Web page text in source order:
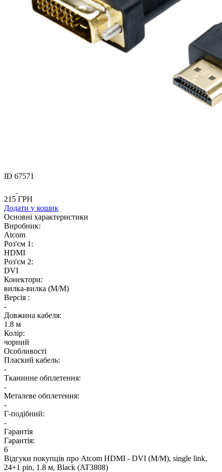
ID 67571
215 ГРН
Додати у кошик
Основнi характеристики
Виробник:
Atcom
Роз'єм 1:
HDMI
Роз'єм 2:
DVI
Конектори:
вилка-вилка (M/M)
Версія :
-
Довжина кабеля:
1.8 м
Колiр:
чорний
Особливості
Плаский кабель:
-
Тканинне обплетення:
-
Металеве обплетення:
-
Г-подібний:
-
Гарантія
Гарантія:
6
Відгуки покупців про Atcom HDMI - DVI (M/M), single link,
24+1 pin, 1.8 м, Black (AT3808)